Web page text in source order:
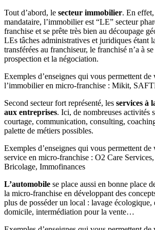
Tout d’abord, le secteur immobilier. En
mandataire, l’immobilier est “LE” secteur
franchise et se prête très bien au découpage
LEs tâches administratives et juridiques étant
transférées au franchiseur, le franchisé n’a à
prospection et la négociation.
Exemples d’enseignes qui vous permettent de
l’immobilier en micro-franchise : Mikit,
Second secteur fort représenté, les services à
aux entreprises. Ici, de nombreuses activités
courtage, communication, consulting,
palette de métiers possibles.
Exemples d’enseignes qui vous permettent de
service en micro-franchise : O2 Care
Bricolage, Immofinances
L’automobile se place aussi en bonne place
la micro-franchise en développant des
plus de posséder un local : lavage écologique,
domicile, intermédiation pour la vente…